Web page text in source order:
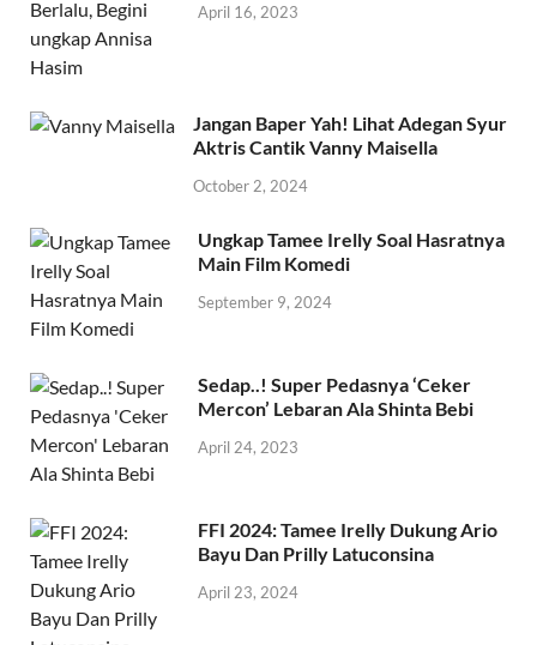
April 16, 2023
Jangan Baper Yah! Lihat Adegan Syur
Aktris Cantik Vanny Maisella
October 2, 2024
Ungkap Tamee Irelly Soal Hasratnya
Main Film Komedi
September 9, 2024
Sedap..! Super Pedasnya ‘Ceker
Mercon’ Lebaran Ala Shinta Bebi
April 24, 2023
FFI 2024: Tamee Irelly Dukung Ario
Bayu Dan Prilly Latuconsina
April 23, 2024